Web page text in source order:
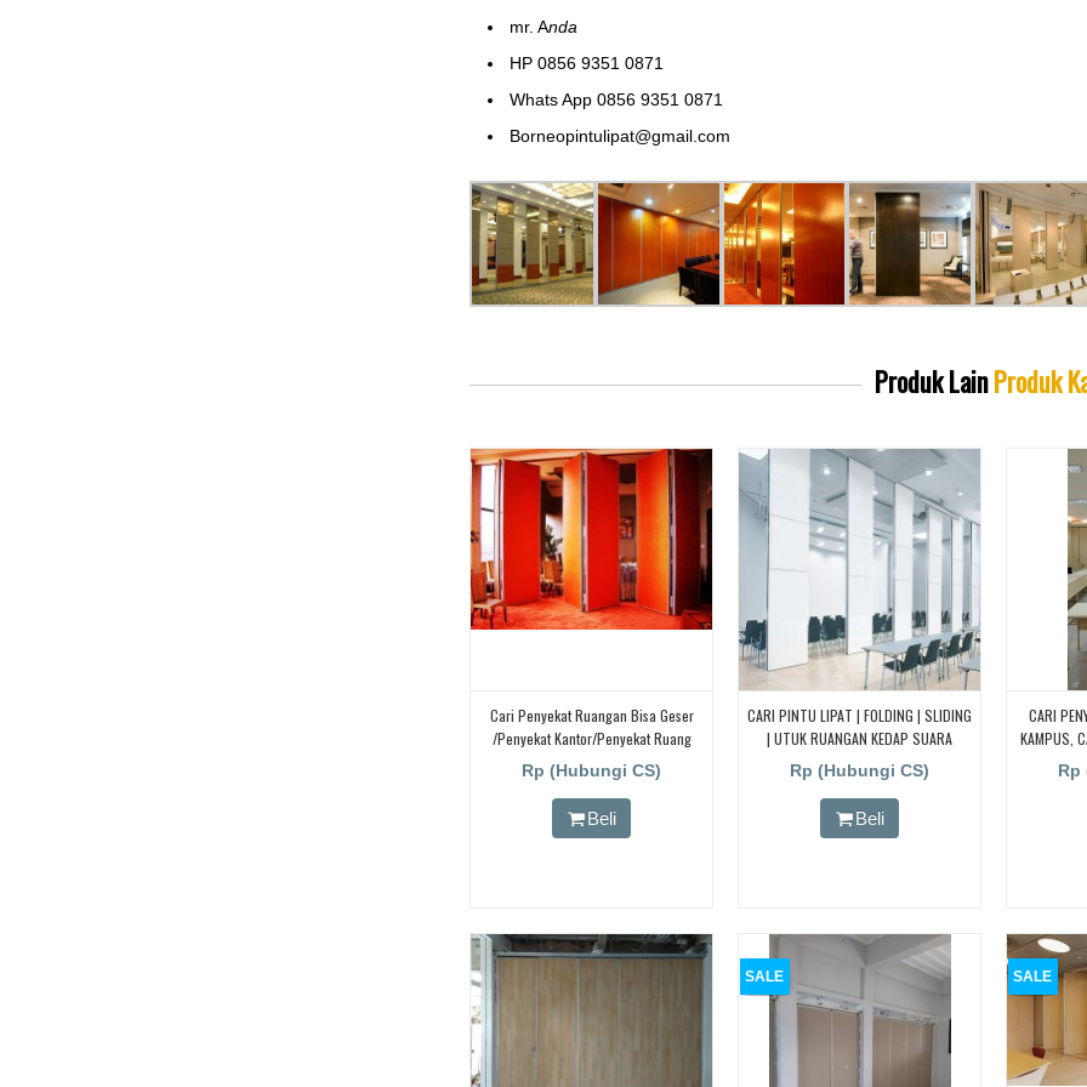
mr. Anda
HP 0856 9351 0871
Whats App 0856 9351 0871
Borneopintulipat@gmail.com
Produk LainProduk
Cari Penyekat Ruangan Bisa Geser
/Penyekat Kantor/Penyekat Ruang
Meeting
Rp (Hubungi CS)
Beli
CARI PINTU LIPAT | FOLDING | SLIDING
| UTUK RUANGAN KEDAP SUARA
Rp (Hubungi CS)
Beli
CARI
KAMPUS,
KELAS
Rp
SALE SALE